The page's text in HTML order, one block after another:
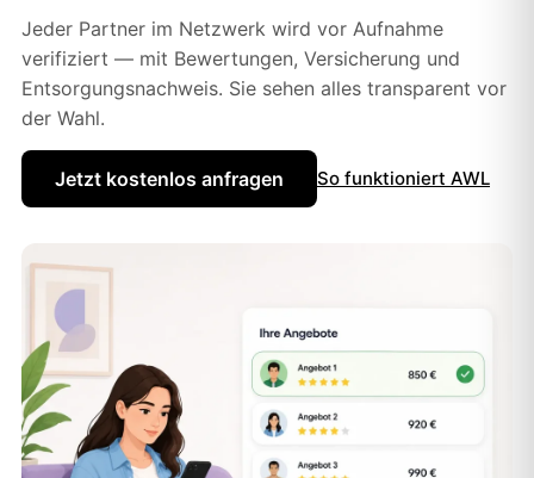
Jeder Partner im Netzwerk wird vor Aufnahme
verifiziert — mit Bewertungen, Versicherung und
Entsorgungsnachweis. Sie sehen alles transparent vor
der Wahl.
Jetzt kostenlos anfragen So funktioniert AWL